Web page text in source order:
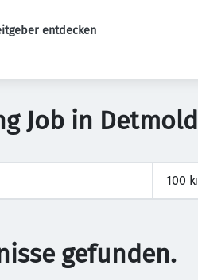
entdecken
Job in Detmold
gefunden.